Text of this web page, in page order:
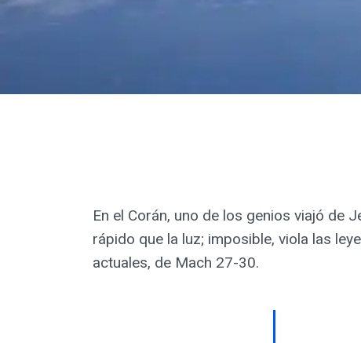
En el Corán, uno de los genios viajó de
rápido que la luz; imposible, viola las
actuales, de Mach 27-30.